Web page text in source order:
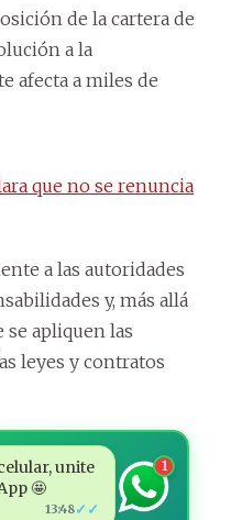
de la cartera de
a la
afecta a miles de
que no se renuncia
a las autoridades
y, más allá
se apliquen las
leyes y contratos
unite
🤩
13:48✓✓
1